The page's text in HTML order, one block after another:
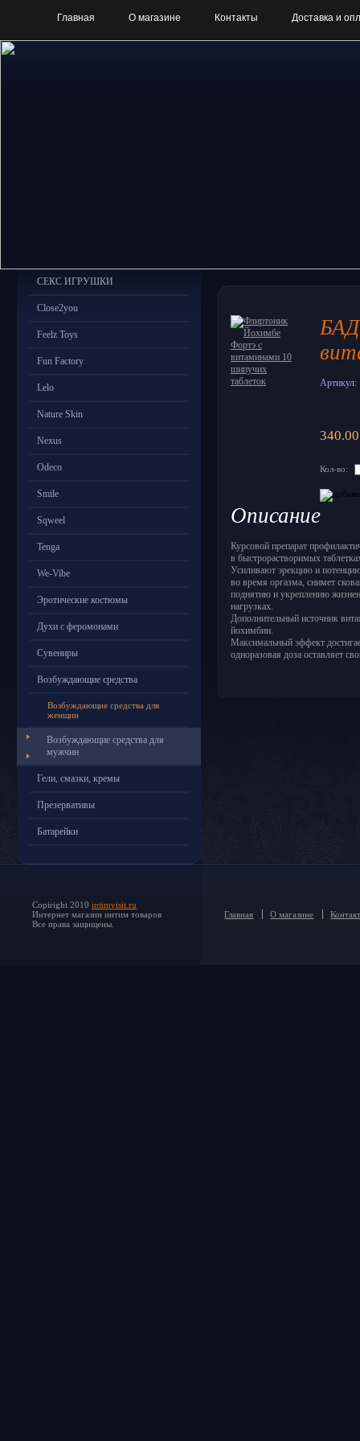
Главная О магазине Контакты Доставка и
СЕКС ИГРУШКИ
Close2you
Feelz Toys
Fun Factory
Lelo
Nature Skin
Nexus
Odeco
Smile
Sqweel
Tenga
We-Vibe
Эротические костюмы
Духи с феромонами
Сувениры
Возбуждающие средства
Возбуждающие средства для
женщин
Возбуждающие средства для
мужчин
Гели, смазки, кремы
Презервативы
Батарейки
Артикул:
Кол-во:
Описание
Курсовой препарат
в быстрорастворимых
Усиливают эрекцию и
во время оргазма, снимет
поднятию и укреплению
нагрузках.
Дополнительный источник
йохимбин.
Максимальный эффект
одноразовая доза оставляет
Copiright 2010 intimvisit.ru
Интернет магазин интим товаров
Все права защищены.
Главная О магазине